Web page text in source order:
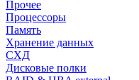
Прочее
Процессоры
Память
Хранение данных
СХД
Дисковые полки